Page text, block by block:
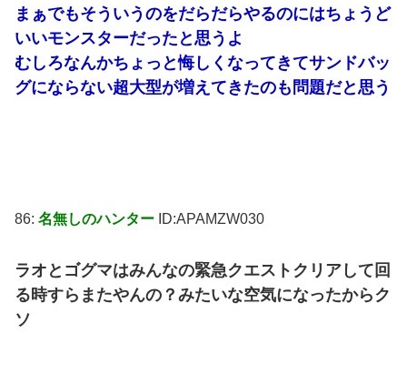
まぁでもそういうのをだらだらやるのにはちょうど
いいモンスターだったと思うよ
むしろなんかちょっと悔しくなってきてサンドバッ
グにならない超大型が増えてきたのも問題だと思う
86: 名無しのハンター ID:APAMZW030
ラオとゴグマはみんなの緊急クエストクリアして回
る時すらまたやんの？みたいな空気になったからク
ソ